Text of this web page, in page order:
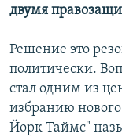
двумя
Решение это
политически.
стал одним из
избранию
Йорк Таймс"